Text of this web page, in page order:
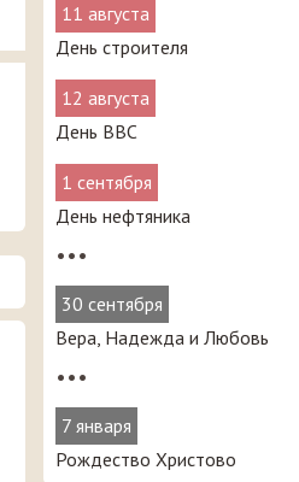
11 августа
День строителя
12 августа
День ВВС
1 сентября
День нефтяника
•••
30 сентября
Вера, Надежда и Любовь
•••
7 января
Рождество Христово